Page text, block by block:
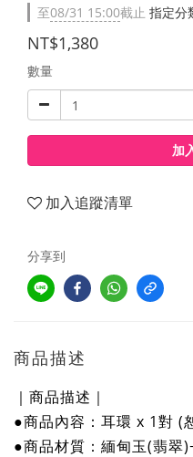
至08/31 15:00截止 指定分
NT$1,380
數量
加
加入追蹤清單
分享到
商品描述
｜商品描述｜
●商品內容：耳環 x 1對 (
●商品材質：緬甸玉(翡翠